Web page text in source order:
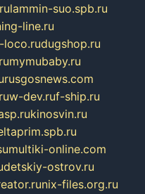
lammin-suo.spb.ru
line.ru
loco.rudugshop.ru
mymubaby.ru
rusgosnews.com
w-dev.ruf-ship.ru
kinosvin.ru
multiki-online.com
detskiy-ostrov.ru
nix-files.org.ru